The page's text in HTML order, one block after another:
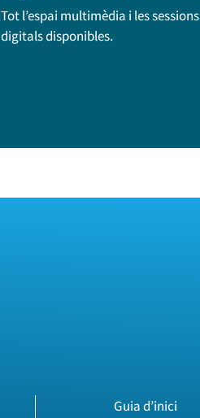
Tot l’espai multimèdia i les sessions
digitals disponibles.
Guia d’inici